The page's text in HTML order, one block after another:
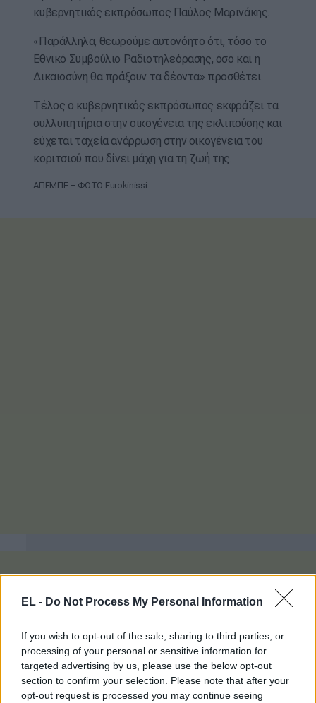
EL - Do Not Process My Personal Information
If you wish to opt-out of the sale, sharing to third parties, or
processing of your personal or sensitive information for
targeted advertising by us, please use the below opt-out
section to confirm your selection. Please note that after your
opt-out request is processed you may continue seeing
κυβερνητικός εκπρόσωπος Παύλος Μαρινάκης.
«Παράλληλα, θεωρούμε αυτονόητο ότι, τόσο το
Εθνικό Συμβούλιο Ραδιοτηλεόρασης, όσο και η
Δικαιοσύνη θα πράξουν τα δέοντα» προσθέτει.
Τέλος ο κυβερνητικός εκπρόσωπος εκφράζει τα
συλλυπητήρια στην οικογένεια της εκλιπούσης και
εύχεται ταχεία ανάρρωση στην οικογένεια του
κοριτσιού που δίνει μάχη για τη ζωή της.
ΑΠΕΜΠΕ – ΦΩΤΟ:Eurokinissi